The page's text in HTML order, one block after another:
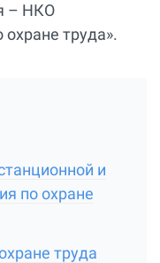
– НКО
труда».
и
по охране
труда